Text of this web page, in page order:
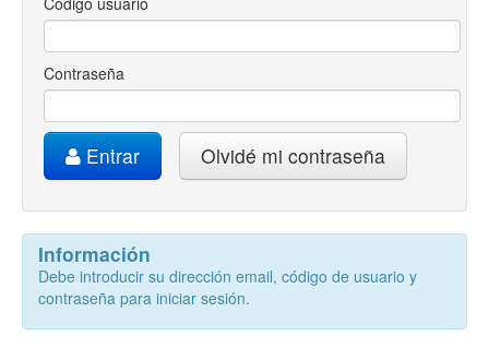
Contraseña
Entrar Olvidé mi contraseña
Información
Debe introducir su dirección email, código de usuario y
contraseña para iniciar sesión.